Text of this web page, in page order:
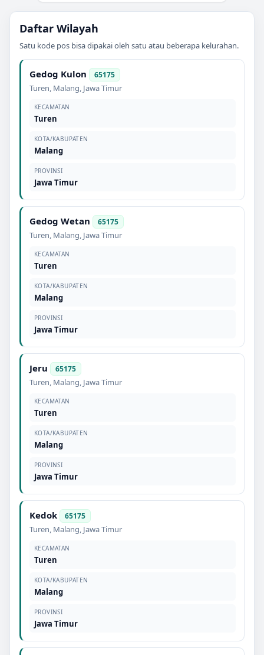
Daftar Wilayah
Satu kode pos bisa dipakai oleh satu atau beberapa kelurahan.
Gedog Kulon 65175
Turen, Malang, Jawa Timur
KECAMATAN
Turen
KOTA/KABUPATEN
Malang
PROVINSI
Jawa Timur
Gedog Wetan 65175
Turen, Malang, Jawa Timur
KECAMATAN
Turen
KOTA/KABUPATEN
Malang
PROVINSI
Jawa Timur
Jeru 65175
Turen, Malang, Jawa Timur
KECAMATAN
Turen
KOTA/KABUPATEN
Malang
PROVINSI
Jawa Timur
Kedok 65175
Turen, Malang, Jawa Timur
KECAMATAN
Turen
KOTA/KABUPATEN
Malang
PROVINSI
Jawa Timur